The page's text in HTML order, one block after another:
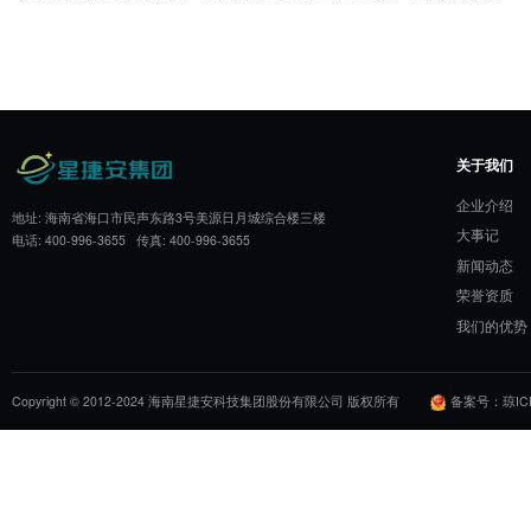
国同行实时交流临床试验入组难题，智能
成长可见可衡量：
论中的观点质量、项目作业的创新性等软
拔提供科学依据。
星捷安的人才培养「新方程式」
从“标准化培训”到“AI 驱动的精准培养”，
力建设的升级，更是对药械行业人才培养
唯有持续进化的人才，才能推动行业走向